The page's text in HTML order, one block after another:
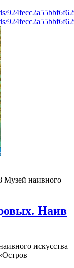
Музей наивного
Наив
искусства